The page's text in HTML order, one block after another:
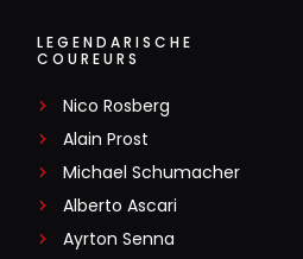
LEGENDARISCHE
COUREURS
Nico Rosberg
Alain Prost
Michael Schumacher
Alberto Ascari
Ayrton Senna